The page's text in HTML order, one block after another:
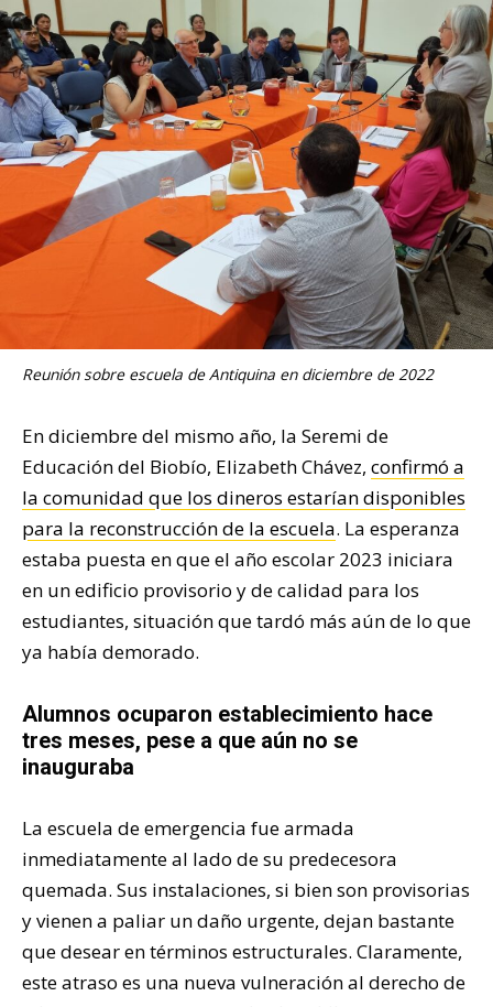
Reunión sobre escuela de Antiquina en diciembre de 2022
En diciembre del mismo año, la Seremi de
Educación del Biobío, Elizabeth Chávez, confirmó a
la comunidad que los dineros estarían disponibles
para la reconstrucción de la escuela. La esperanza
estaba puesta en que el año escolar 2023 iniciara
en un edificio provisorio y de calidad para los
estudiantes, situación que tardó más aún de lo que
ya había demorado.
Alumnos ocuparon establecimiento hace
tres meses, pese a que aún no se
inauguraba
La escuela de emergencia fue armada
inmediatamente al lado de su predecesora
quemada. Sus instalaciones, si bien son provisorias
y vienen a paliar un daño urgente, dejan bastante
que desear en términos estructurales. Claramente,
este atraso es una nueva vulneración al derecho de